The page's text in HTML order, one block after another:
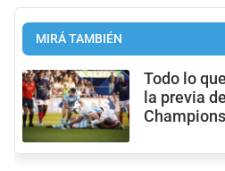
MIRÁ TAMBIÉN
Todo lo
la previa